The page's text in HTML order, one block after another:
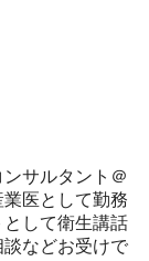
サルタント＠
医として勤務
して衛生講話
などお受けで